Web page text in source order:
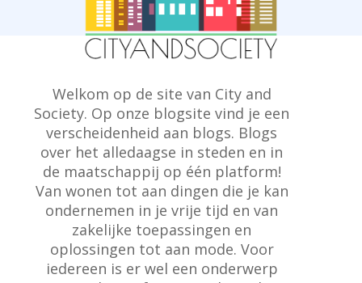
Welkom op de site van City and
Society. Op onze blogsite vind je een
verscheidenheid aan blogs. Blogs
over het alledaagse in steden en in
de maatschappij op één platform!
Van wonen tot aan dingen die je kan
ondernemen in je vrije tijd en van
zakelijke toepassingen en
oplossingen tot aan mode. Voor
iedereen is er wel een onderwerp